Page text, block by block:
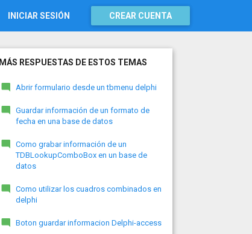
INICIAR SESIÓN CREAR CUENTA
MÁS RESPUESTAS DE ESTOS TEMAS
Abrir formulario desde un tbmenu delphi
Guardar información de un formato de
fecha en una base de datos
Como grabar información de un
TDBLookupComboBox en un base de
datos
Como utilizar los cuadros combinados en
delphi
Boton guardar informacion Delphi-access